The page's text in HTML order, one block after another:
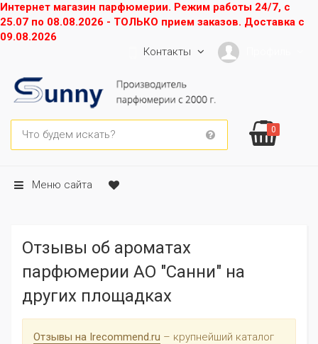
Интернет магазин парфюмерии. Режим работы 24/7, с
25.07 по 08.08.2026 - ТОЛЬКО прием заказов. Доставка с
09.08.2026
Контакты
0
Меню сайта
Отзывы об ароматах
парфюмерии АО "Санни" на
других площадках
Отзывы на Irecommend.ru – крупнейший каталог